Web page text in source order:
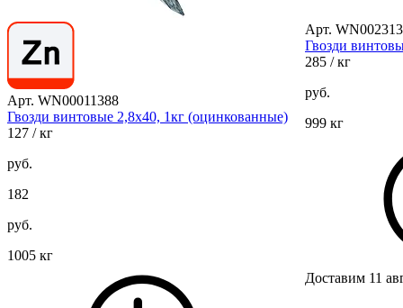
Арт. WN00011388
Гвозди винтовые 2,8х40, 1кг (оцинкованные)
127 / кг
руб.
182
руб.
1005 кг
Арт.
Гвозди
285 / кг
руб.
999 кг
Доставим 11